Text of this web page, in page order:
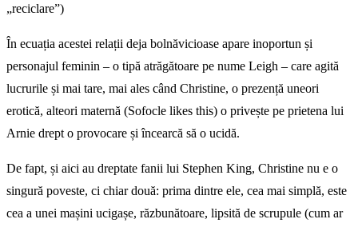
„reciclare”)
În ecuația acestei relații deja bolnăvicioase apare inoportun și
personajul feminin – o tipă atrăgătoare pe nume Leigh – care agită
lucrurile și mai tare, mai ales când Christine, o prezență uneori
erotică, alteori maternă (Sofocle likes this) o privește pe prietena lui
Arnie drept o provocare și încearcă să o ucidă.
De fapt, și aici au dreptate fanii lui Stephen King, Christine nu e o
singură poveste, ci chiar două: prima dintre ele, cea mai simplă, este
cea a unei mașini ucigașe, răzbunătoare, lipsită de scrupule (cum ar